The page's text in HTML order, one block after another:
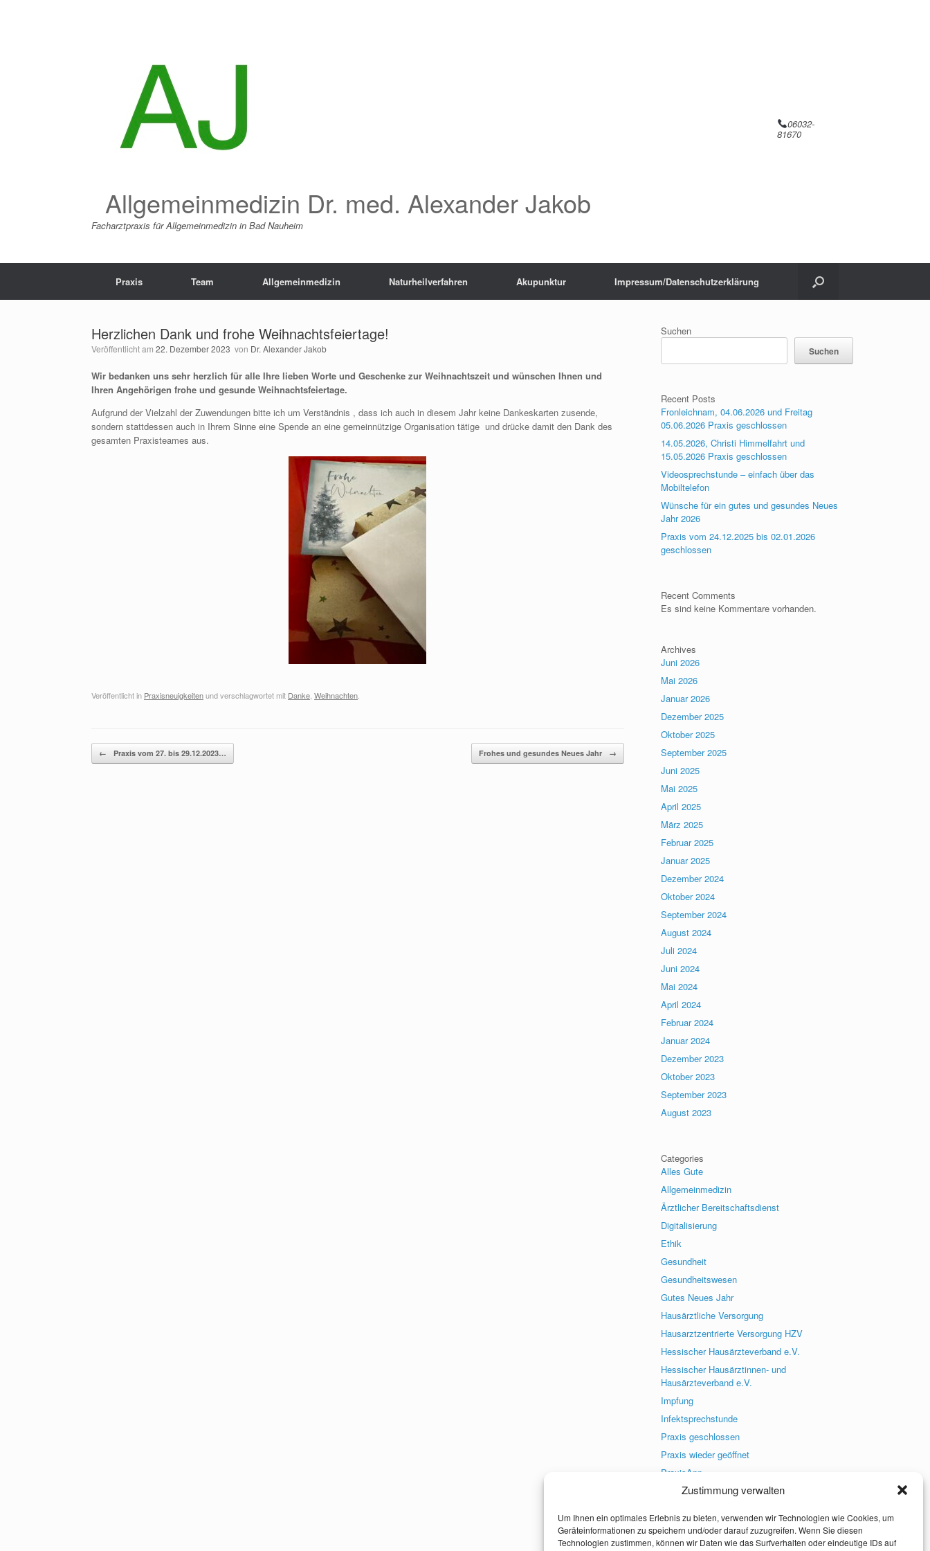
Zustimmung verwalten
Um Ihnen ein optimales Erlebnis zu bieten, verwenden wir Technologien wie Cookies, um
Geräteinformationen zu speichern und/oder darauf zuzugreifen. Wenn Sie diesen
Technologien zustimmen, können wir Daten wie das Surfverhalten oder eindeutige IDs auf
Allgemeinmedizin Dr. med. Alexander Jakob
Facharztpraxis für Allgemeinmedizin in Bad Nauheim
06032-
81670
Praxis Team Allgemeinmedizin Naturheilverfahren Akupunktur Impressum/Datenschutzerklärung
Herzlichen Dank und frohe Weihnachtsfeiertage!
Veröffentlicht am 22. Dezember 2023 von Dr. Alexander Jakob
Wir bedanken uns sehr herzlich für alle Ihre lieben Worte und Geschenke zur Weihnachtszeit und wünschen Ihnen und
Ihren Angehörigen frohe und gesunde Weihnachtsfeiertage.
Aufgrund der Vielzahl der Zuwendungen bitte ich um Verständnis , dass ich auch in diesem Jahr keine Dankeskarten zusende,
sondern stattdessen auch in Ihrem Sinne eine Spende an eine gemeinnützige Organisation tätige und drücke damit den Dank des
gesamten Praxisteames aus.
Veröffentlicht in Praxisneuigkeitenund verschlagwortet mit Danke, Weihnachten.
Beitragsnavigation
← Praxis vom 27. bis 29.12.2023… Frohes und gesundes Neues Jahr →
Suchen
Suchen
Recent Posts
Fronleichnam, 04.06.2026 und Freitag
05.06.2026 Praxis geschlossen
14.05.2026, Christi Himmelfahrt und
15.05.2026 Praxis geschlossen
Videosprechstunde – einfach über das
Mobiltelefon
Wünsche für ein gutes und gesundes Neues
Jahr 2026
Praxis vom 24.12.2025 bis 02.01.2026
geschlossen
Recent Comments
Es sind keine Kommentare vorhanden.
Archives
Juni 2026
Mai 2026
Januar 2026
Dezember 2025
Oktober 2025
September 2025
Juni 2025
Mai 2025
April 2025
März 2025
Februar 2025
Januar 2025
Dezember 2024
Oktober 2024
September 2024
August 2024
Juli 2024
Juni 2024
Mai 2024
April 2024
Februar 2024
Januar 2024
Dezember 2023
Oktober 2023
September 2023
August 2023
Categories
Alles Gute
Allgemeinmedizin
Ärztlicher Bereitschaftsdienst
Digitalisierung
Ethik
Gesundheit
Gesundheitswesen
Gutes Neues Jahr
Hausärztliche Versorgung
Hausarztzentrierte Versorgung HZV
Hessischer Hausärzteverband e.V.
Hessischer Hausärztinnen- und
Hausärzteverband e.V.
Impfung
Infektsprechstunde
Praxis geschlossen
Praxis wieder geöffnet
PraxisApp
Praxisneuigkeiten
Social Media
Uncategorized